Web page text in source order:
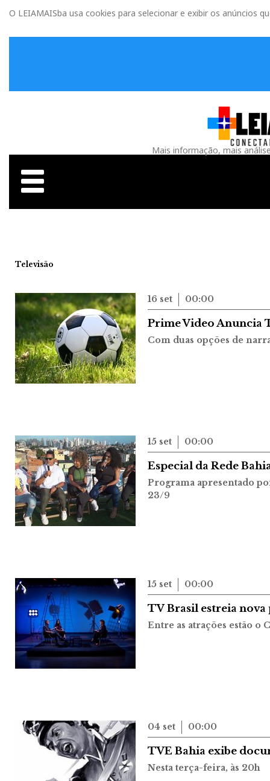
O LEIAMAISba usa cookies para selecionar e exibir os anúncios
Mais informação, mais
Televisão
16 set 00:00
Prime Video Anuncia
Com duas opções de
15 set 00:00
Especial da Rede
Programa apresentado
23/9
15 set 00:00
TV Brasil estreia
Entre as atrações estão o
04 set 00:00
TVE Bahia exibe
Nesta terça-feira, às 20h